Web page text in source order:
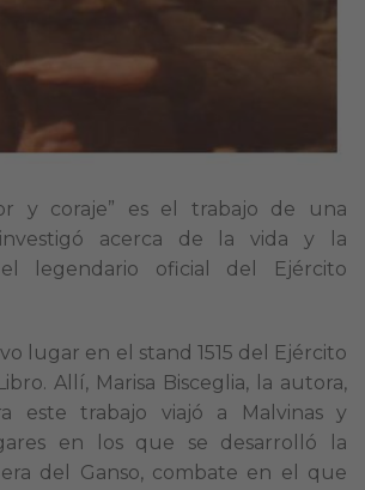
y coraje” es el trabajo de una
acerca de la vida y la
legendario oficial del Ejército
lugar en el stand 1515 del Ejército
Allí, Marisa Bisceglia, la autora,
este trabajo viajó a Malvinas y
en los que se desarrolló la
del Ganso, combate en el que